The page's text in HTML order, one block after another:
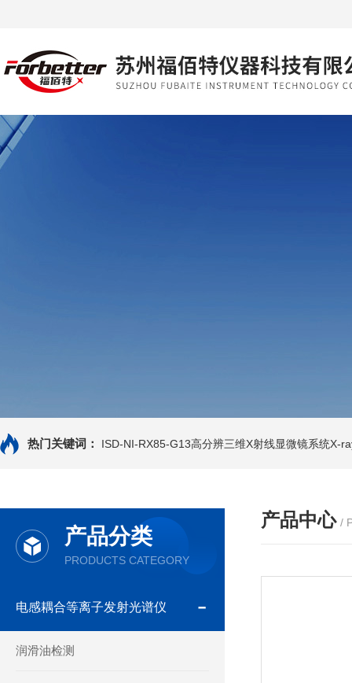
热门关键词： ISD-NI-RX85-G13高分辨三维X射线显微镜系统X-
产品分类
PRODUCTS CATEGORY
电感耦合等离子发射光谱仪
润滑油检测
产品中心 /